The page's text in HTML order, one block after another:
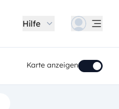
Hilfe
Karte anzeigen